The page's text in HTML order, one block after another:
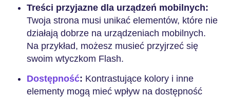
Treści przyjazne dla urządzeń mobilnych:
Twoja strona musi unikać elementów, które nie
działają dobrze na urządzeniach mobilnych.
Na przykład, możesz musieć przyjrzeć się
swoim wtyczkom Flash.
Dostępność: Kontrastujące kolory i inne
elementy mogą mieć wpływ na dostępność